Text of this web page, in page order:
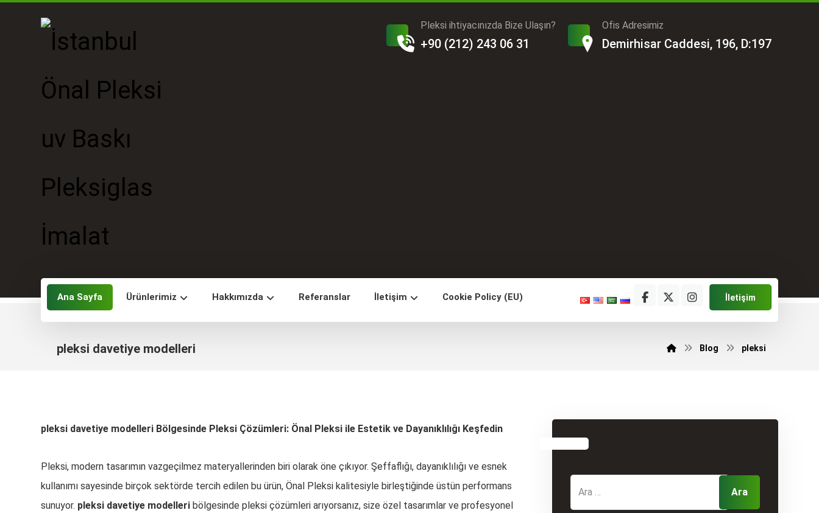
Ofis Adresimiz
Demirhisar Caddesi, 196, D:197
Pleksi ihtiyacınızda Bize Ulaşın?
+90 (212) 243 06 31
Ana Sayfa Ürünlerimiz Hakkımızda Referanslar İletişim Cookie Policy (EU) İletişim
pleksi davetiye modelleri Blog pleksi
pleksi davetiye modelleri Bölgesinde Pleksi Çözümleri: Önal Pleksi ile Estetik ve Dayanıklılığı Keşfedin
Pleksi, modern tasarımın vazgeçilmez materyallerinden biri olarak öne çıkıyor. Şeffaflığı, dayanıklılığı ve esnek
kullanımı sayesinde birçok sektörde tercih edilen bu ürün, Önal Pleksi kalitesiyle birleştiğinde üstün performans
sunuyor. pleksi davetiye modelleri bölgesinde pleksi çözümleri arıyorsanız, size özel tasarımlar ve profesyonel